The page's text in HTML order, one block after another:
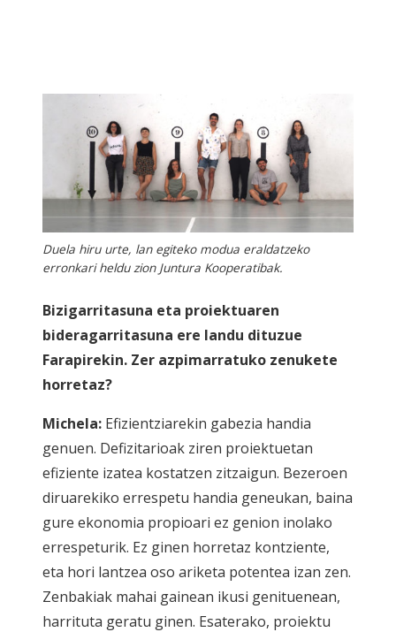
Duela hiru urte, lan egiteko modua eraldatzeko
erronkari heldu zion Juntura Kooperatibak.
Bizigarritasuna eta proiektuaren
bideragarritasuna ere landu dituzue
Farapirekin. Zer azpimarratuko zenukete
horretaz?
Michela: Efizientziarekin gabezia handia
genuen. Defizitarioak ziren proiektuetan
efiziente izatea kostatzen zitzaigun. Bezeroen
diruarekiko errespetu handia geneukan, baina
gure ekonomia propioari ez genion inolako
errespeturik. Ez ginen horretaz kontziente,
eta hori lantzea oso ariketa potentea izan zen.
Zenbakiak mahai gainean ikusi genituenean,
harrituta geratu ginen. Esaterako, proiektu